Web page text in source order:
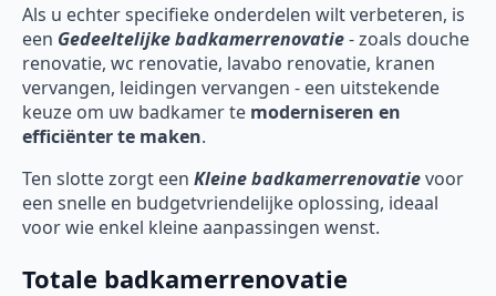
Als u echter specifieke onderdelen wilt verbeteren, is
een Gedeeltelijke badkamerrenovatie- zoals douche
renovatie, wc renovatie, lavabo renovatie, kranen
vervangen, leidingen vervangen - een uitstekende
keuze om uw badkamer te moderniseren en
efficiënter te maken.
Ten slotte zorgt een Kleine badkamerrenovatievoor
een snelle en budgetvriendelijke oplossing, ideaal
voor wie enkel kleine aanpassingen wenst.
Totale badkamerrenovatie